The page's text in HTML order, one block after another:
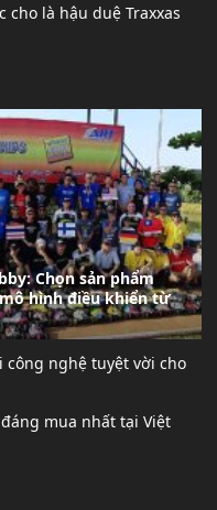
cho là hậu duệ Traxxas
Chọn sản phẩm
hình điều khiển từ
công nghệ tuyệt vời cho
mua nhất tại Việt